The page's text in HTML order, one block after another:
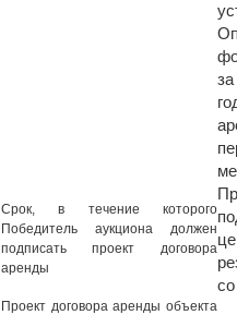
Срок, в течение которого
Победитель аукциона должен
подписать проект договора
аренды
Проект договора аренды объекта